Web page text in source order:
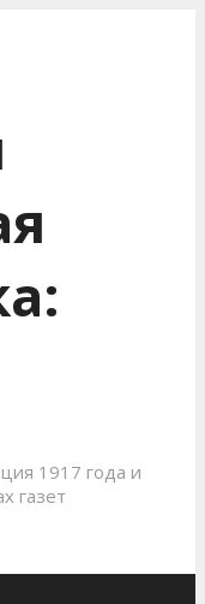
1917 года и
газет